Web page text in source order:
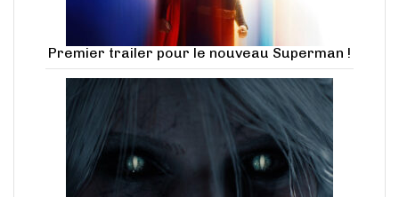
Premier trailer pour le nouveau Superman !